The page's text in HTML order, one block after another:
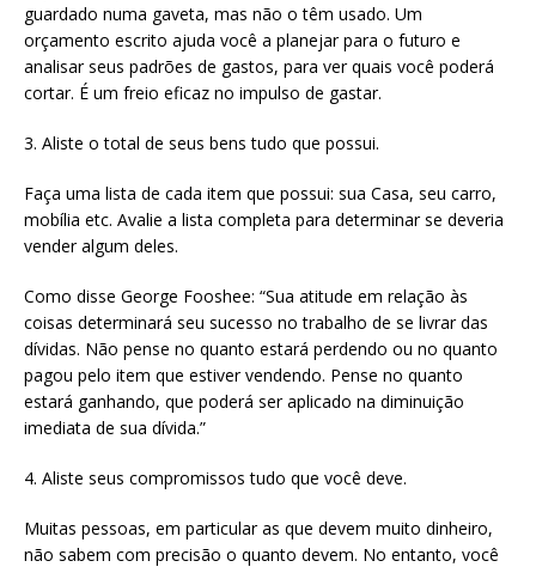
guardado numa gaveta, mas não o têm usado. Um
orçamento escrito ajuda você a planejar para o futuro e
analisar seus padrões de gastos, para ver quais você poderá
cortar. É um freio eficaz no impulso de gastar.
3. Aliste o total de seus bens tudo que possui.
Faça uma lista de cada item que possui: sua Casa, seu carro,
mobília etc. Avalie a lista completa para determinar se deveria
vender algum deles.
Como disse George Fooshee: “Sua atitude em relação às
coisas determinará seu sucesso no trabalho de se livrar das
dívidas. Não pense no quanto estará perdendo ou no quanto
pagou pelo item que estiver vendendo. Pense no quanto
estará ganhando, que poderá ser aplicado na diminuição
imediata de sua dívida.”
4. Aliste seus compromissos tudo que você deve.
Muitas pessoas, em particular as que devem muito dinheiro,
não sabem com precisão o quanto devem. No entanto, você